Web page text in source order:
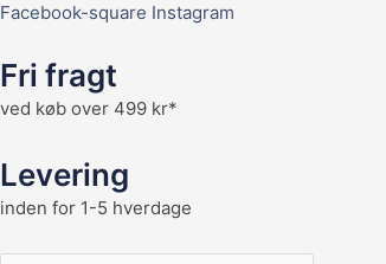
Facebook-square Instagram
Fri fragt
ved køb over 499 kr*
Levering
inden for 1-5 hverdage